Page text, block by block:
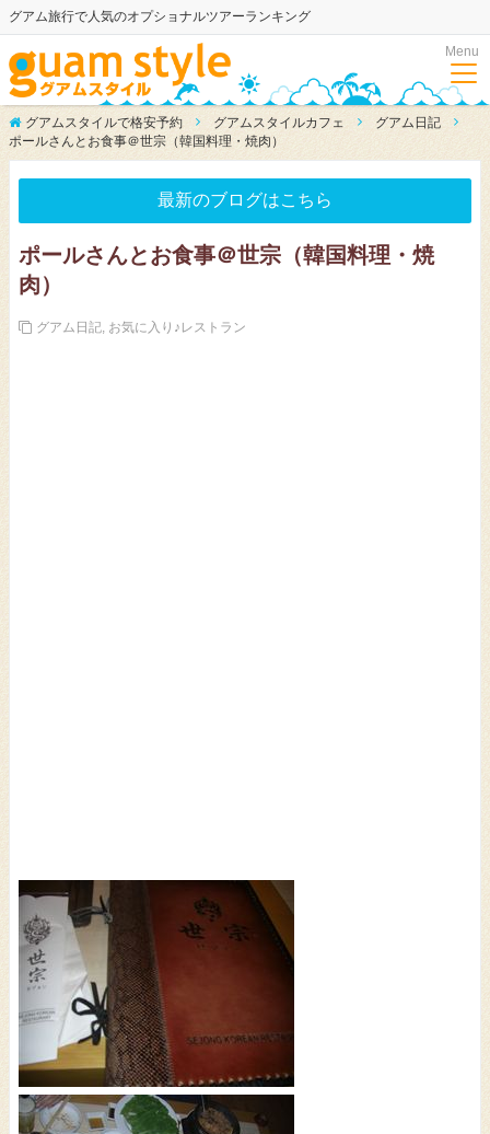
グアム旅行で人気のオプショナルツアーランキング
Menu
グアムスタイルで格安予約 グアムスタイルカフェ
グアム日記
ポールさんとお食事＠世宗（韓国料理・焼肉）
最新のブログはこちら
ポールさんとお食事＠世宗（韓国料理・焼
肉）
グアム日記, お気に入り♪レストラン